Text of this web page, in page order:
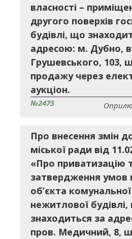
власності –
другого поверхів
будівлі, що
адресою: м. Дубно,
Грушевського, 103,
продажу через
аукціон.
№2475
Про внесення змін
міської ради від
«Про приватизацію
затвердження умов
об’єкта
нежитлової
знаходиться за
пров. Медичний, 8,